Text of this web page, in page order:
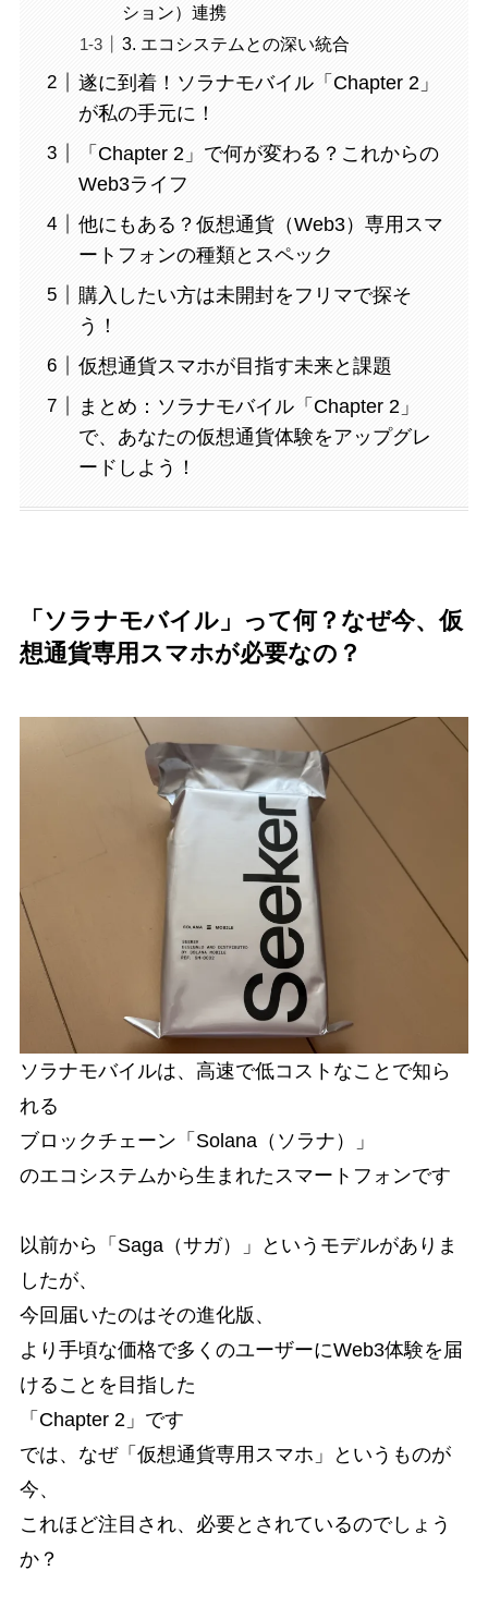
ション）連携
3. エコシステムとの深い統合
遂に到着！ソラナモバイル「Chapter 2」
が私の手元に！
「Chapter 2」で何が変わる？これからの
Web3ライフ
他にもある？仮想通貨（Web3）専用スマ
ートフォンの種類とスペック
購入したい方は未開封をフリマで探そ
う！
仮想通貨スマホが目指す未来と課題
まとめ：ソラナモバイル「Chapter 2」
で、あなたの仮想通貨体験をアップグレ
ードしよう！
「ソラナモバイル」って何？なぜ今、仮
想通貨専用スマホが必要なの？
ソラナモバイルは、高速で低コストなことで知ら
れる
ブロックチェーン「Solana（ソラナ）」
のエコシステムから生まれたスマートフォンです
以前から「Saga（サガ）」というモデルがありま
したが、
今回届いたのはその進化版、
より手頃な価格で多くのユーザーにWeb3体験を届
けることを目指した
「Chapter 2」です
では、なぜ「仮想通貨専用スマホ」というものが
今、
これほど注目され、必要とされているのでしょう
か？